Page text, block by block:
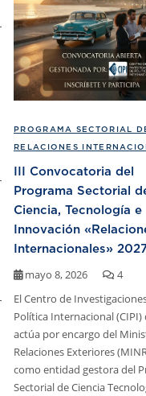
PROGRAMA SECTORIAL
RELACIONES
III Convocatoria del
Programa Sectorial
Ciencia, Tecnología e
Innovación
Internacionales»
mayo 8, 2026
4
El Centro de
Política Internacional (CIPI)
actúa por encargo del
Relaciones Exteriores
como entidad gestora del
Sectorial de Ciencia